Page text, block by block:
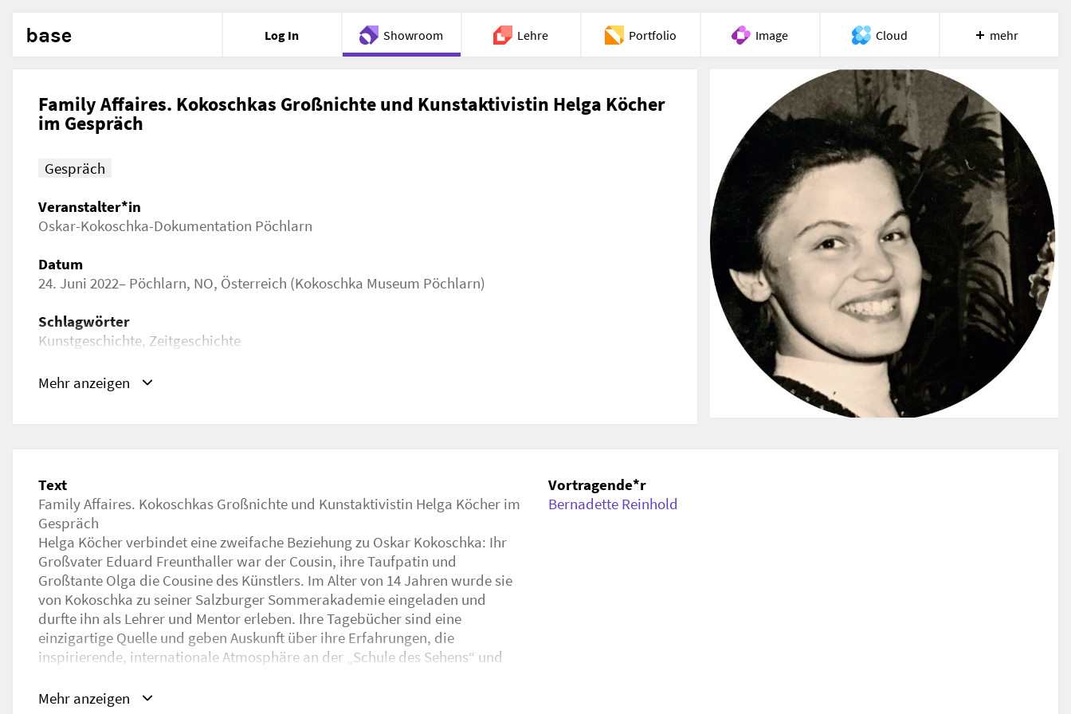
base Log In Showroom Lehre Portfolio Image Cloud
Recherche
mehr
Family Affaires. Kokoschkas Großnichte und Kunstaktivistin Helga Köcher
im Gespräch
Gespräch
Veranstalter*in
Oskar-Kokoschka-Dokumentation Pöchlarn
Datum
24. Juni 2022– Pöchlarn, NO, Österreich (Kokoschka Museum Pöchlarn)
Schlagwörter
Kunstgeschichte, Zeitgeschichte
URL
https://kunstsammlungundarchiv.at/oskar-kokoschka-zentrum/events/2022-06-24-
Mehr anzeigen
Text
Family Affaires. Kokoschkas Großnichte und Kunstaktivistin Helga Köcher im
Gespräch
Helga Köcher verbindet eine zweifache Beziehung zu Oskar Kokoschka: Ihr
Großvater Eduard Freunthaller war der Cousin, ihre Taufpatin und
Großtante Olga die Cousine des Künstlers. Im Alter von 14 Jahren wurde sie
von Kokoschka zu seiner Salzburger Sommerakademie eingeladen und
durfte ihn als Lehrer und Mentor erleben. Ihre Tagebücher sind eine
einzigartige Quelle und geben Auskunft über ihre Erfahrungen, die
inspirierende, internationale Atmosphäre an der „Schule des Sehens“ und
außergewöhnliche Künstlerpersönlichkeit.
Vortragende*r
Bernadette Reinhold
Mehr anzeigen